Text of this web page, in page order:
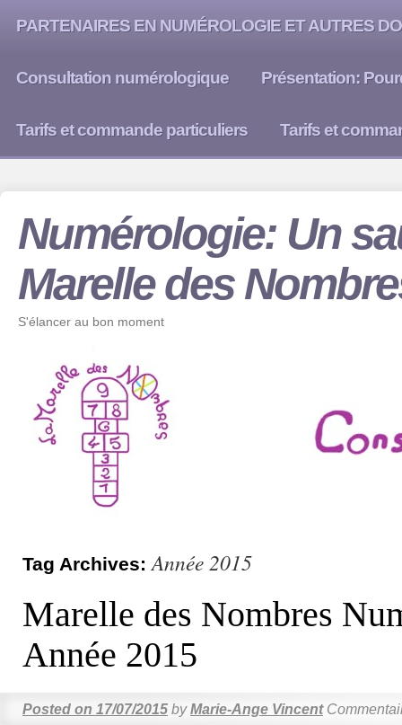
PARTENAIRES EN NUMÉROLOGIE ET AUTRES
Consultation numérologique Présentation:
Tarifs et commande particuliers Tarifs et
Numérologie: Un
Marelle des
S'élancer au bon moment
Tag Archives: Année 2015
Marelle des Nombres
Année 2015
Posted on 17/07/2015 by Marie-Ange Vincent